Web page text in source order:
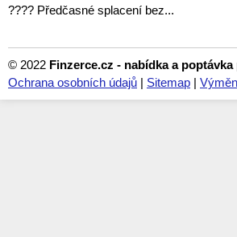
???? Předčasné splacení bez...
© 2022 Finzerce.cz - nabídka a
Ochrana osobních údajů | Sitemap |